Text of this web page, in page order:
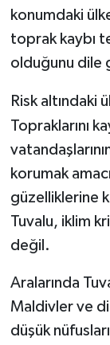
konumdaki
toprak kaybı
olduğunu dile
Risk altındaki
Topraklarını
korumak
güzelliklerine
Tuvalu, iklim
değil.
Aralarında
Maldivler ve
düşük